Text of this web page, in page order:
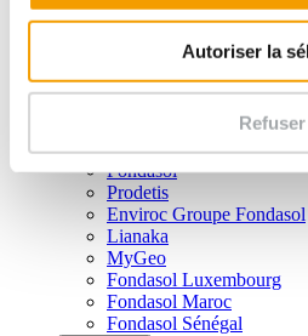
Autoriser la
Refuser
Liens utiles
Brochures
Plan du site
Mentions légales
Politique de confidentialité
Fondasol
Prodetis
Enviroc Groupe Fondasol
Lianaka
MyGeo
Fondasol Luxembourg
Fondasol Maroc
Fondasol Sénégal